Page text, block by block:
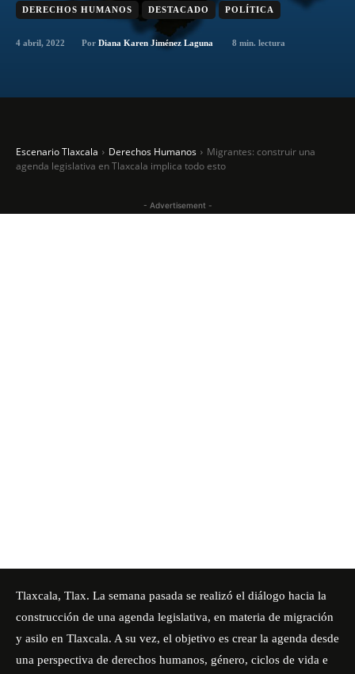
DERECHOS HUMANOS DESTACADO POLÍTICA
4 abril, 2022 Por Diana Karen Jiménez Laguna 8 min. lectura
Escenario Tlaxcala Derechos Humanos
Migrantes: construir una
agenda legislativa en Tlaxcala implica todo esto
- Advertisement -
Tlaxcala, Tlax. La semana pasada se realizó el diálogo hacia la
construcción de una agenda legislativa, en materia de migración
y asilo en Tlaxcala. A su vez, el objetivo es crear la agenda desde
una perspectiva de derechos humanos, género, ciclos de vida e